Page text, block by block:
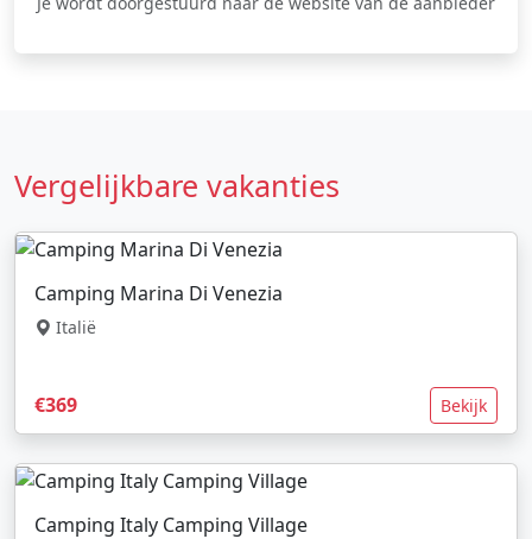
Vergelijkbare vakanties
Camping Marina Di Venezia
Italië
€369 Bekijk
Camping Italy Camping Village